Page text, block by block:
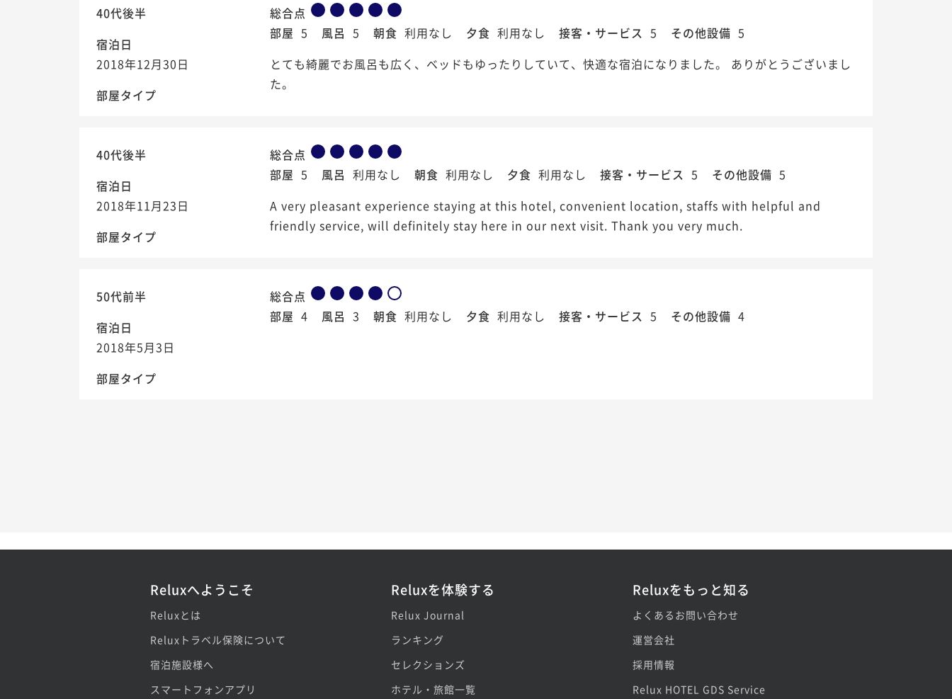
40代後半
宿泊日
2018年12月30日
部屋タイプ
総合点
部屋 5 風呂 5 朝食 利用なし 夕食 利用なし 接客・サービス 5 その他設備 5
とても綺麗でお風呂も広く、ベッドもゆったりしていて、快適な宿泊になりました。 ありがとうございまし
た。
40代後半
宿泊日
2018年11月23日
部屋タイプ
総合点
部屋 5 風呂 利用なし 朝食 利用なし 夕食 利用なし 接客・サービス 5 その他設備 5
A very pleasant experience staying at this hotel, convenient location, staffs with helpful and
friendly service, will definitely stay here in our next visit. Thank you very much.
50代前半
宿泊日
2018年5月3日
部屋タイプ
総合点
部屋 4 風呂 3 朝食 利用なし 夕食 利用なし 接客・サービス 5 その他設備 4
Reluxへようこそ
Reluxとは
Reluxトラベル保険について
宿泊施設様へ
スマートフォンアプリ
Reluxを体験する
Relux Journal
ランキング
セレクションズ
ホテル・旅館一覧
Reluxをもっと知る
よくあるお問い合わせ
運営会社
採用情報
Relux HOTEL GDS Service